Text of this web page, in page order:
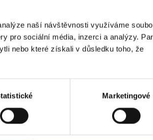
naší návštěvnosti využíváme
pro sociální média, inzerci a analýzy.
nebo které získali v důsledku toho, že
Marketingové
na kolíkovačce Maggi Boring